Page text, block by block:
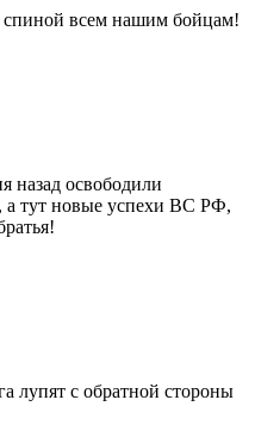
спиной всем нашим бойцам!
назад освободили
а тут новые успехи ВС РФ,
лупят с обратной стороны